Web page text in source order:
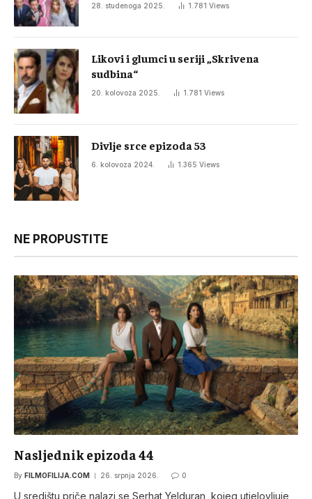
28. studenoga 2025. 1.781 Views
Likovi i glumci u seriji „Skrivena
sudbina“
20. kolovoza 2025. 1.781 Views
Divlje srce epizoda 53
6. kolovoza 2024. 1.365 Views
NE PROPUSTITE
Nasljednik epizoda 44
By FILMOFILIJA.COM 26. srpnja 2026. 0
U središtu priče nalazi se Serhat Yelduran, kojeg utjelovljuje